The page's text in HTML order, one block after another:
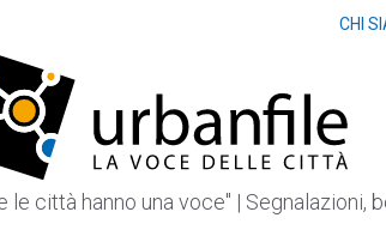
CHI
le città hanno una voce" |